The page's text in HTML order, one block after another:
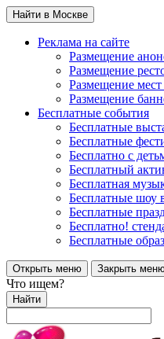
Найти в Москве
Реклама на сайте
Размещение
Размещение
Размещение
Размещение
Бесплатные события
Бесплатные
Бесплатные
Бесплатно с
Бесплатный
Бесплатная
Бесплатные шоу
Бесплатные
Бесплатно!
Бесплатные
Открыть меню Закрыть
Что ищем?
Найти